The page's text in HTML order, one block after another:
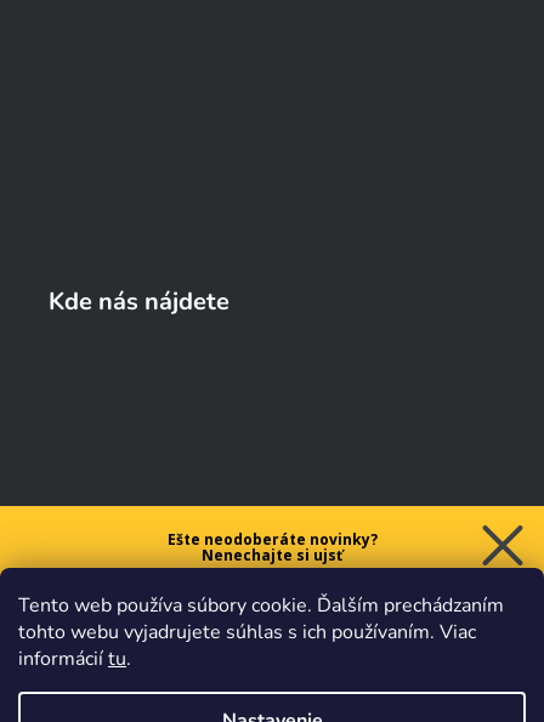
Tento web používa súbory cookie. Ďalším prechádzaním
tohto webu vyjadrujete súhlas s ich používaním. Viac
informáciítu.
Kde nás nájdete
Ešte neodoberáte novinky?
Nenechajte si ujsť
na prvý nákup nad 40 €.